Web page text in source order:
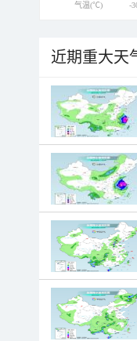
气温(℃) -
近期重大天